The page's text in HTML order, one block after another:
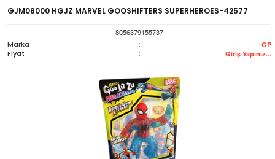
GJM08000 HGJZ MARVEL GOOSHIFTERS SUPERHEROES-42577
8056379155737
Marka
: GP
Fiyat : Giriş Yapınız...